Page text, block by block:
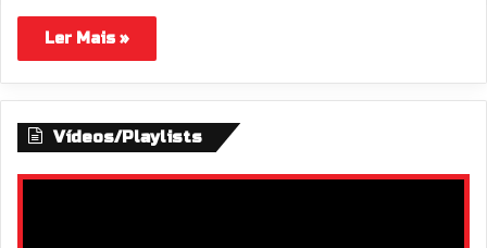
Ler Mais »
Vídeos/Playlists